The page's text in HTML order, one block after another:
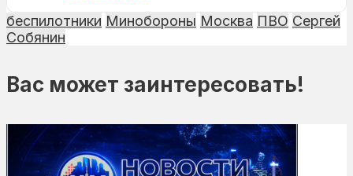
беспилотники Минобороны Москва ПВО Сергей
Собянин
Вас может заинтересовать!